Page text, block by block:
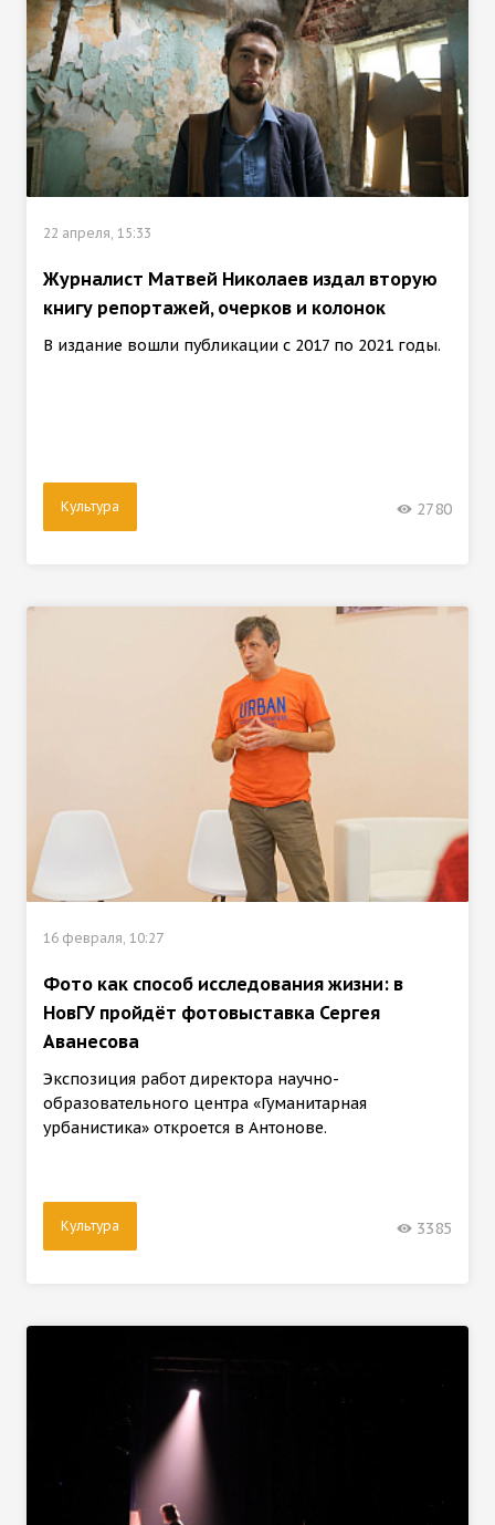
22 апреля, 15:33
Журналист Матвей Николаев издал вторую
книгу репортажей, очерков и колонок
В издание вошли публикации с 2017 по 2021 годы.
Культура 2780
16 февраля, 10:27
Фото как способ исследования жизни: в
НовГУ пройдёт фотовыставка Сергея
Аванесова
Экспозиция работ директора научно-
образовательного центра «Гуманитарная
урбанистика» откроется в Антонове.
Культура 3385